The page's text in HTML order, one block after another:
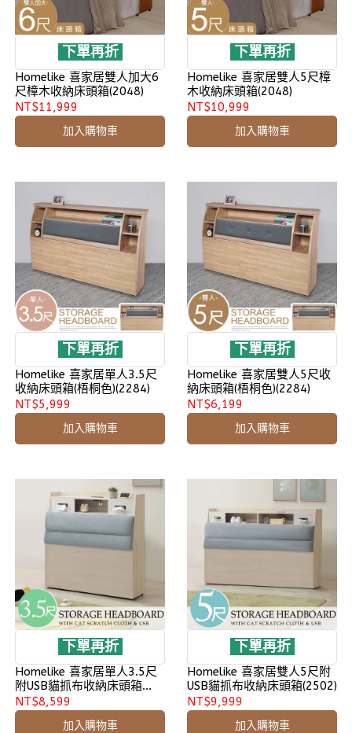
下單再折
Homelike 喜家居雙人加大6
尺樟木收納床頭箱(2048)
NT$11,999
加入購物車
下單再折
Homelike 喜家居雙人5尺樟
木收納床頭箱(2048)
NT$10,999
加入購物車
下單再折
Homelike 喜家居單人3.5尺
收納床頭箱(梧桐色)(2284)
NT$5,999
加入購物車
下單再折
Homelike 喜家居雙人5尺收
納床頭箱(梧桐色)(2284)
NT$6,199
加入購物車
下單再折
Homelike 喜家居單人3.5尺
附USB貓抓布收納床頭箱
(2502)
NT$8,599
加入購物車
下單再折
Homelike 喜家居雙人5尺附
USB貓抓布收納床頭箱(2502)
NT$9,999
加入購物車